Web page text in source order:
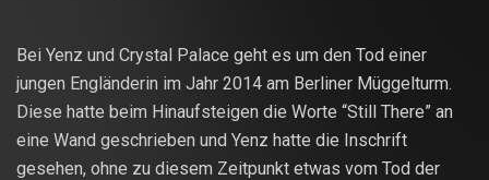
Bei Yenz und Crystal Palace geht es um den Tod einer
jungen Engländerin im Jahr 2014 am Berliner Müggelturm.
Diese hatte beim Hinaufsteigen die Worte “Still There” an
eine Wand geschrieben und Yenz hatte die Inschrift
gesehen, ohne zu diesem Zeitpunkt etwas vom Tod der